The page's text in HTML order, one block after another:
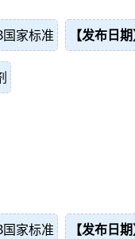
国家标准 【发布日期
国家标准 【发布日期